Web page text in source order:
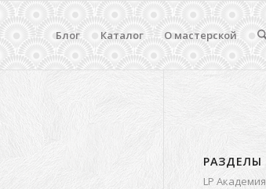
Блог Каталог О мастерской
РАЗДЕЛЫ
LP Академия